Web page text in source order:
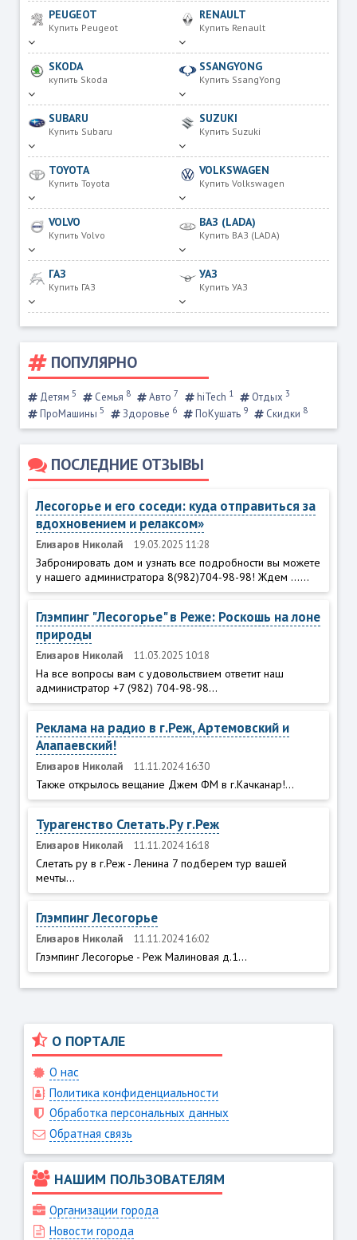
PEUGEOT
Купить Peugeot
RENAULT
Купить Renault
SKODA
купить Skoda
SSANGYONG
Купить SsangYong
SUBARU
Купить Subaru
SUZUKI
Купить Suzuki
TOYOTA
Купить Toyota
VOLKSWAGEN
Купить Volkswagen
VOLVO
Купить Volvo
ВАЗ (LADA)
Купить ВАЗ (LADA)
ГАЗ
Купить ГАЗ
УАЗ
Купить УАЗ
ПОПУЛЯРНО
Детям 5 Семья 8 Авто 7 hiTech 1 Отдых 3
ПроМашины 5 Здоровье 6 ПоКушать 9 Скидки 8
ПОСЛЕДНИЕ ОТЗЫВЫ
Лесогорье и его соседи: куда отправиться за
вдохновением и релаксом»
Елизаров Николай 19.03.2025 11:28
Забронировать дом и узнать все подробности вы можете
у нашего администратора 8(982)704-98-98! Ждем ......
Глэмпинг "Лесогорье" в Реже: Роскошь на лоне
природы
Елизаров Николай 11.03.2025 10:18
На все вопросы вам с удовольствием ответит наш
администратор +7 (982) 704-98-98...
Реклама на радио в г.Реж, Артемовский и
Алапаевский!
Елизаров Николай 11.11.2024 16:30
Также открылось вещание Джем ФМ в г.Качканар!...
Турагенство Слетать.Ру г.Реж
Елизаров Николай 11.11.2024 16:18
Слетать ру в г.Реж - Ленина 7 подберем тур вашей
мечты...
Глэмпинг Лесогорье
Елизаров Николай 11.11.2024 16:02
Глэмпинг Лесогорье - Реж Малиновая д.1...
О ПОРТАЛЕ
О нас
Политика конфиденциальности
Обработка персональных данных
Обратная связь
НАШИМ ПОЛЬЗОВАТЕЛЯМ
Организации города
Новости города